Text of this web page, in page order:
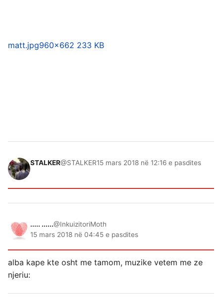
matt.jpg960×662 233 KB
STALKER@STALKER15 mars 2018 në 12:16 e pasdites
..... ......@InkuizitoriMoth
15 mars 2018 në 04:45 e pasdites
alba kape kte osht me tamom, muzike vetem me ze
njeriu: